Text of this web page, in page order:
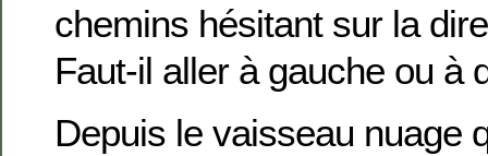
chemins hésitant sur la
Faut-il aller à gauche ou à
Depuis le vaisseau nuage